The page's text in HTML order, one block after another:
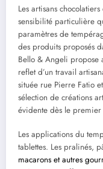
Les artisans
sensibilité particulière
paramètres de
des produits proposés
Bello & Angeli propose
reflet d’un travail
située rue Pierre Fatio
sélection de créations
évidente dès le
Les applications du
tablettes. Les pralinés,
macarons et autres